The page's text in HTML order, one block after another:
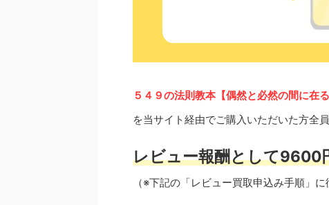
５４９の法則教本【偶然と必然の間に在る
を当サイト経由でご購入いただいた方全員
レビュー報酬として9600
（※下記の「レビュー買取申込み手順」に